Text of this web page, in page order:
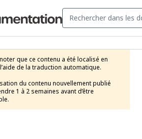
que ce contenu a été localisé en
de la traduction automatique.
du contenu nouvellement publié
1 à 2 semaines avant d’être